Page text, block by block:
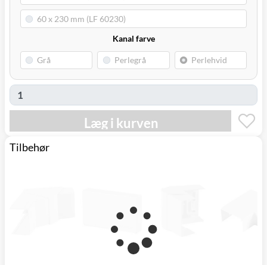
Kanal farve
Læg i kurven
Tilbehør